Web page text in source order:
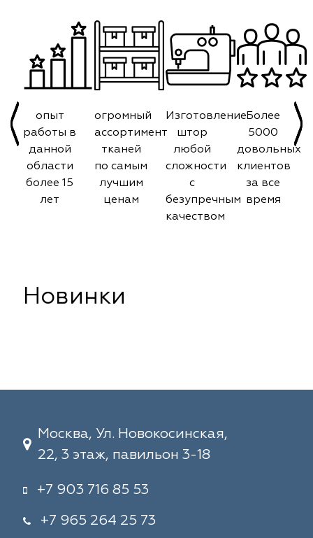
опыт
работы в
данной
области
более 15
лет
огромный
ассортимент
тканей
по самым
лучшим
ценам
Изготовление
штор
любой
сложности
с
безупречным
качеством
Более
5000
довольных
клиентов
за все
время
Новинки
Москва, Ул. Новокосинская,
22, 3 этаж, павильон 3-18
+7 903 716 85 53
+7 965 264 25 73